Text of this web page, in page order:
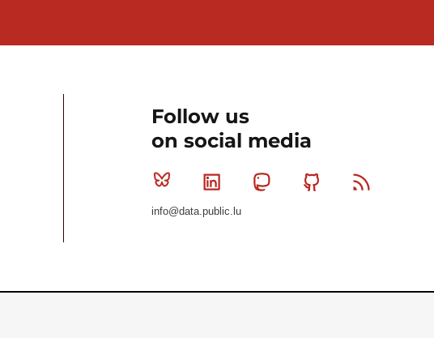
Follow us
on social media
Bluesky Linkedin MastodonGithub
info@data.public.lu